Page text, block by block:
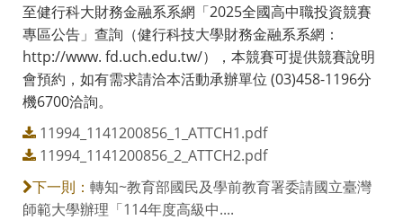
至健行科大財務金融系系網「2025全國高中職投資競賽
專區公告」查詢（健行科技大學財務金融系系網：
http://www. fd.uch.edu.tw/），本競賽可提供競賽說明
會預約，如有需求請洽本活動承辦單位 (03)458-1196分
機6700洽詢。
11994_1141200856_1_ATTCH1.pdf
11994_1141200856_2_ATTCH2.pdf
下一則： 轉知~教育部國民及學前教育署委請國立臺灣
師範大學辦理「114年度高級中....